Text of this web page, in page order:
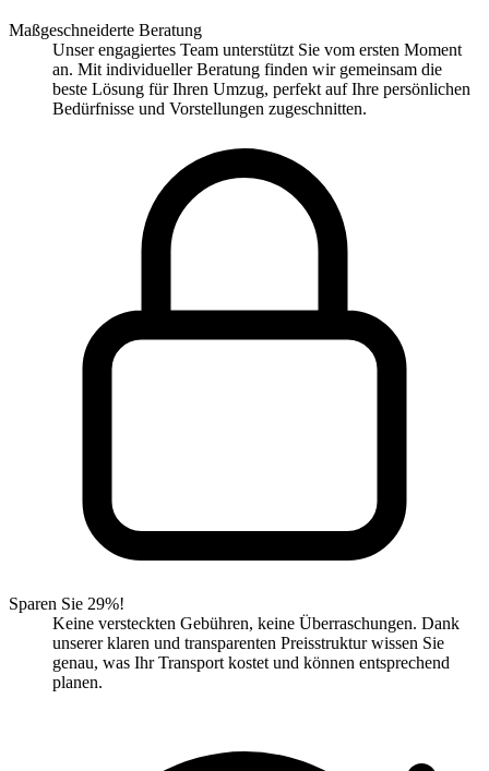
Maßgeschneiderte Beratung
Unser engagiertes Team unterstützt Sie vom ersten Moment
an. Mit individueller Beratung finden wir gemeinsam die
beste Lösung für Ihren Umzug, perfekt auf Ihre persönlichen
Bedürfnisse und Vorstellungen zugeschnitten.
Sparen Sie 29%!
Keine versteckten Gebühren, keine Überraschungen. Dank
unserer klaren und transparenten Preisstruktur wissen Sie
genau, was Ihr Transport kostet und können entsprechend
planen.